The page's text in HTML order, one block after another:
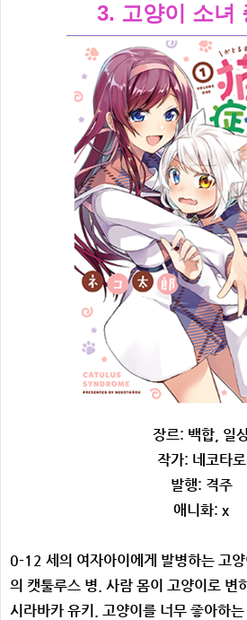
3. 고양이 소녀
장르: 백합, 일
작가: 네코타로
발행: 격주
애니화: x
0-12 세의 여자아이에게 발병하는 고
의 캣툴루스 병. 사람 몸이 고양이로 변
시라바카 유키. 고양이를 너무 좋아하